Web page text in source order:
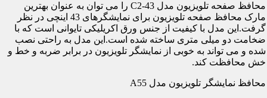
محافظ صفحه تلویزیون مدل C2-43 را می توان به عنوان بهترین
مارک محافظ صفحه تلویزیون برای نمایشگرهای 43 اینچی در نظر
گرفت.این مدل با کیفیت از جنس ورق اکریلیکی تایوانی است که با
ضخامت دو میلی متری ساخته شده است.این مدل به راحتی نصب
شده و می تواند به خوبی از نمایشگر تلویزیون در برابر ضربه و خط و
خش محافظت کند.
محافظ نمایشگر تلویزیون مدل A55